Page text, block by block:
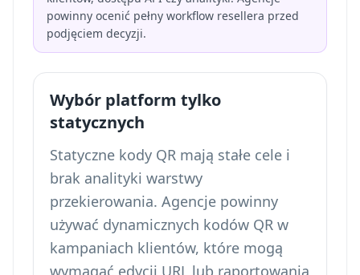
powinny ocenić pełny workflow resellera przed
podjęciem decyzji.
Wybór platform tylko
statycznych
Statyczne kody QR mają stałe cele i
brak analityki warstwy
przekierowania. Agencje powinny
używać dynamicznych kodów QR w
kampaniach klientów, które mogą
wymagać edycji URL lub raportowania